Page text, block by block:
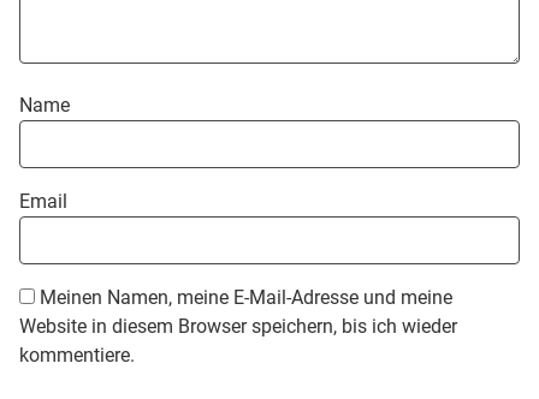
Name
Email
Meinen Namen, meine E-Mail-Adresse und meine
Website in diesem Browser speichern, bis ich wieder
kommentiere.